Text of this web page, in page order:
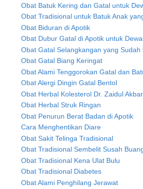
Obat Batuk Kering dan Gatal untuk
Obat Tradisional untuk Batuk Anak
Obat Biduran di Apotik
Obat Dubur Gatal di Apotik untuk
Obat Gatal Selangkangan yang Sudah
Obat Gatal Biang Keringat
Obat Alami Tenggorokan Gatal dan
Obat Alergi Dingin Gatal Bentol
Obat Herbal Kolesterol Dr. Zaidul Akbar
Obat Herbal Struk Ringan
Obat Penurun Berat Badan di Apotik
Cara Menghentikan Diare
Obat Sakit Telinga Tradisional
Obat Tradisional Sembelit Susah
Obat Tradisional Kena Ulat Bulu
Obat Tradisional Diabetes
Obat Alami Penghilang Jerawat